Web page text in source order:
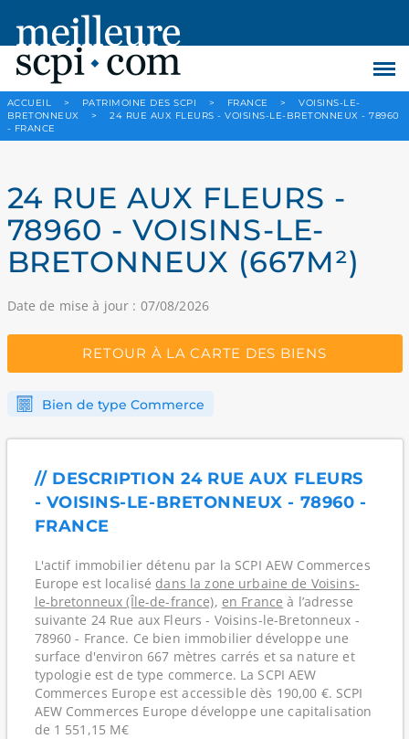
ACCUEIL > PATRIMOINE DES SCPI > FRANCE >
VOISINS-LE-
BRETONNEUX
>
24 RUE AUX FLEURS - VOISINS-LE-BRETONNEUX - 78960
- FRANCE
24 RUE AUX FLEURS -
78960 - VOISINS-LE-
BRETONNEUX (667M²)
Date de mise à jour : 07/08/2026
RETOUR À LA CARTE DES BIENS
Bien de type Commerce
// DESCRIPTION 24 RUE AUX FLEURS
- VOISINS-LE-BRETONNEUX - 78960 -
FRANCE
L'actif immobilier détenu par la SCPI AEW Commerces
Europe est localisé dans la zone urbaine de Voisins-
le-bretonneux (Île-de-france), en France à l’adresse
suivante 24 Rue aux Fleurs - Voisins-le-Bretonneux -
78960 - France. Ce bien immobilier développe une
surface d'environ 667 mètres carrés et sa nature et
typologie est de type commerce. La SCPI AEW
Commerces Europe est accessible dès 190,00 €. SCPI
AEW Commerces Europe développe une capitalisation
de 1 551,15 M€